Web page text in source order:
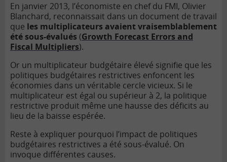
En janvier 2013, l’économiste en chef du FMI, Olivier
Blanchard, reconnaissait dans un document de travail
que les multiplicateurs avaient vraisemblablement
été sous-évalués (Growth Forecast Errors and
Fiscal Multipliers).
Or un multiplicateur budgétaire élevé signifie que les
politiques budgétaires restrictives enfoncent les
économies dans un véritable cercle vicieux. Si le
multiplicateur est égal ou supérieur à 2, la politique
restrictive produit même une hausse des déficits au
lieu de la baisse espérée.
Reste à expliquer pourquoi l’impact de politiques
budgétaires restrictives a été sous-évalué. On
invoque différentes causes.